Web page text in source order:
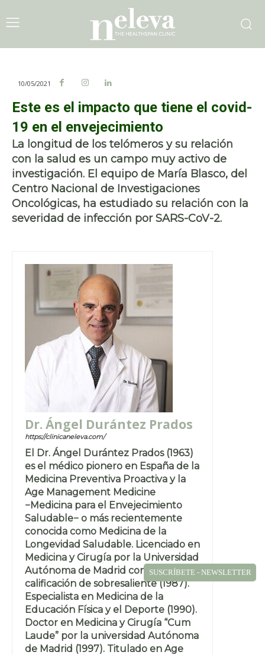
10/05/2021
Este es el impacto que tiene el covid-
19 en el envejecimiento
La longitud de los telómeros y su relación
con la salud es un campo muy activo de
investigación. El equipo de María Blasco, del
Centro Nacional de Investigaciones
Oncológicas, ha estudiado su relación con la
severidad de infección por SARS-CoV-2.
Dr. Ángel Durántez Prados
https://clinicaneleva.com/
El Dr. Ángel Durántez Prados (1963)
es el médico pionero en España de la
Medicina Preventiva Proactiva y la
Age Management Medicine
−Medicina para el Envejecimiento
Saludable− o más recientemente
conocida como Medicina de la
Longevidad Saludable. Licenciado en
Medicina y Cirugía por la Universidad
Autónoma de Madrid con la
calificación de sobresaliente (1987).
Especialista en Medicina de la
Educación Física y el Deporte (1990).
Doctor en Medicina y Cirugía “Cum
Laude” por la universidad Autónoma
de Madrid (1997). Titulado en Age
SUSCRÍBETE - NEWSLETTER